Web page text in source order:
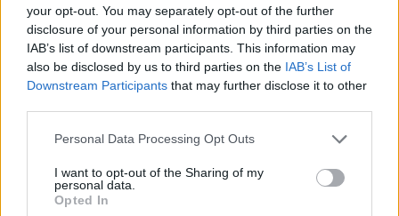
your opt-out. You may separately opt-out of the further
disclosure of your personal information by third parties on the
IAB’s list of downstream participants. This information may
also be disclosed by us to third parties on the IAB’s List of
Downstream Participants that may further disclose it to other
Personal Data Processing Opt Outs
I want to opt-out of the Sharing of my
personal data.
Opted In
απομακρύνονται ως αποτυχημένοι το καλοκαίρι και
προσλαμβάνονται ως σωτήρες τον χειμώνα...